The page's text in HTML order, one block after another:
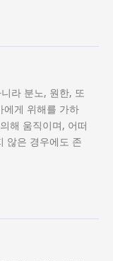
라 분노, 원한, 또
에게 위해를 가하
해 움직이며, 어떠
않은 경우에도 존